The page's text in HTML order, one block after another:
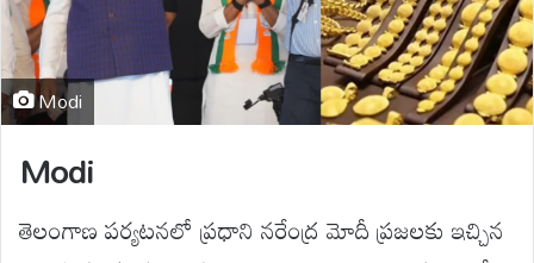
Modi
Modi
తెలంగాణ పర్యటనలో ప్రధాని నరేంద్ర మోదీ ప్రజలకు ఇచ్చిన